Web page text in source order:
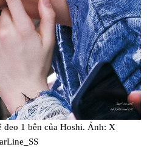
đeo 1 bên của Hoshi. Ảnh: X